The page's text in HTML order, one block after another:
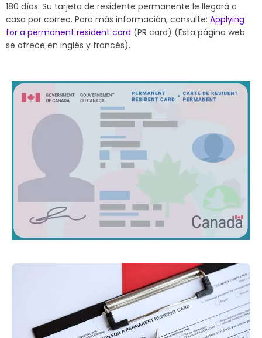
180 días. Su tarjeta de residente permanente le llegará a
casa por correo. Para más información, consulte: Applying
for a permanent resident card (PR card) (Esta página web
se ofrece en inglés y francés).